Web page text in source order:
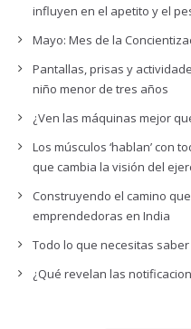
influyen en el apetito y el
Mayo: Mes de la
Pantallas, prisas y
niño menor de tres años
¿Ven las máquinas mejor
Los músculos ‘hablan’ con
que cambia la visión del
Construyendo el camino
emprendedoras en India
Todo lo que necesitas
¿Qué revelan las